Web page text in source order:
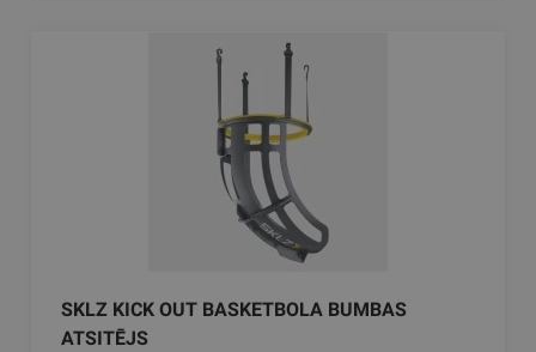
SKLZ KICK OUT BASKETBOLA BUMBAS
ATSITĒJS